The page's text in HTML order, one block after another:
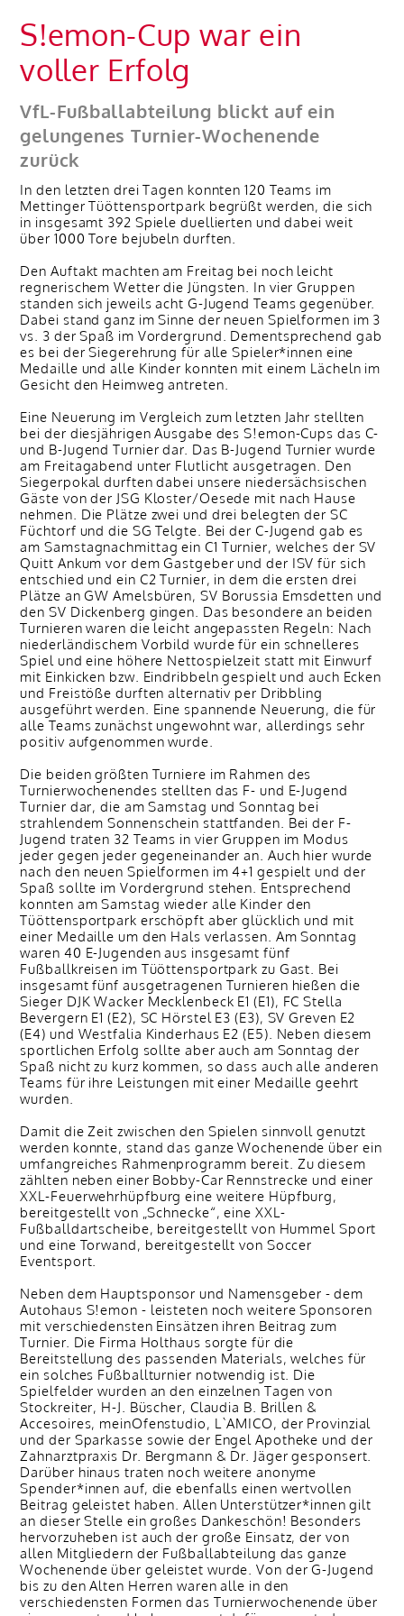
S!emon-Cup war ein
voller Erfolg
VfL-Fußballabteilung blickt auf ein
gelungenes Turnier-Wochenende
zurück
In den letzten drei Tagen konnten 120 Teams im
Mettinger Tüöttensportpark begrüßt werden, die sich
in insgesamt 392 Spiele duellierten und dabei weit
über 1000 Tore bejubeln durften.
Den Auftakt machten am Freitag bei noch leicht
regnerischem Wetter die Jüngsten. In vier Gruppen
standen sich jeweils acht G-Jugend Teams gegenüber.
Dabei stand ganz im Sinne der neuen Spielformen im 3
vs. 3 der Spaß im Vordergrund. Dementsprechend gab
es bei der Siegerehrung für alle Spieler*innen eine
Medaille und alle Kinder konnten mit einem Lächeln im
Gesicht den Heimweg antreten.
Eine Neuerung im Vergleich zum letzten Jahr stellten
bei der diesjährigen Ausgabe des S!emon-Cups das C-
und B-Jugend Turnier dar. Das B-Jugend Turnier wurde
am Freitagabend unter Flutlicht ausgetragen. Den
Siegerpokal durften dabei unsere niedersächsischen
Gäste von der JSG Kloster/Oesede mit nach Hause
nehmen. Die Plätze zwei und drei belegten der SC
Füchtorf und die SG Telgte. Bei der C-Jugend gab es
am Samstagnachmittag ein C1 Turnier, welches der SV
Quitt Ankum vor dem Gastgeber und der ISV für sich
entschied und ein C2 Turnier, in dem die ersten drei
Plätze an GW Amelsbüren, SV Borussia Emsdetten und
den SV Dickenberg gingen. Das besondere an beiden
Turnieren waren die leicht angepassten Regeln: Nach
niederländischem Vorbild wurde für ein schnelleres
Spiel und eine höhere Nettospielzeit statt mit Einwurf
mit Einkicken bzw. Eindribbeln gespielt und auch Ecken
und Freistöße durften alternativ per Dribbling
ausgeführt werden. Eine spannende Neuerung, die für
alle Teams zunächst ungewohnt war, allerdings sehr
positiv aufgenommen wurde.
Die beiden größten Turniere im Rahmen des
Turnierwochenendes stellten das F- und E-Jugend
Turnier dar, die am Samstag und Sonntag bei
strahlendem Sonnenschein stattfanden. Bei der F-
Jugend traten 32 Teams in vier Gruppen im Modus
jeder gegen jeder gegeneinander an. Auch hier wurde
nach den neuen Spielformen im 4+1 gespielt und der
Spaß sollte im Vordergrund stehen. Entsprechend
konnten am Samstag wieder alle Kinder den
Tüöttensportpark erschöpft aber glücklich und mit
einer Medaille um den Hals verlassen. Am Sonntag
waren 40 E-Jugenden aus insgesamt fünf
Fußballkreisen im Tüöttensportpark zu Gast. Bei
insgesamt fünf ausgetragenen Turnieren hießen die
Sieger DJK Wacker Mecklenbeck E1 (E1), FC Stella
Bevergern E1 (E2), SC Hörstel E3 (E3), SV Greven E2
(E4) und Westfalia Kinderhaus E2 (E5). Neben diesem
sportlichen Erfolg sollte aber auch am Sonntag der
Spaß nicht zu kurz kommen, so dass auch alle anderen
Teams für ihre Leistungen mit einer Medaille geehrt
wurden.
Damit die Zeit zwischen den Spielen sinnvoll genutzt
werden konnte, stand das ganze Wochenende über ein
umfangreiches Rahmenprogramm bereit. Zu diesem
zählten neben einer Bobby-Car Rennstrecke und einer
XXL-Feuerwehrhüpfburg eine weitere Hüpfburg,
bereitgestellt von „Schnecke“, eine XXL-
Fußballdartscheibe, bereitgestellt von Hummel Sport
und eine Torwand, bereitgestellt von Soccer
Eventsport.
Neben dem Hauptsponsor und Namensgeber - dem
Autohaus S!emon - leisteten noch weitere Sponsoren
mit verschiedensten Einsätzen ihren Beitrag zum
Turnier. Die Firma Holthaus sorgte für die
Bereitstellung des passenden Materials, welches für
ein solches Fußballturnier notwendig ist. Die
Spielfelder wurden an den einzelnen Tagen von
Stockreiter, H-J. Büscher, Claudia B. Brillen &
Accesoires, meinOfenstudio, L`AMICO, der Provinzial
und der Sparkasse sowie der Engel Apotheke und der
Zahnarztpraxis Dr. Bergmann & Dr. Jäger gesponsert.
Darüber hinaus traten noch weitere anonyme
Spender*innen auf, die ebenfalls einen wertvollen
Beitrag geleistet haben. Allen Unterstützer*innen gilt
an dieser Stelle ein großes Dankeschön! Besonders
hervorzuheben ist auch der große Einsatz, der von
allen Mitgliedern der Fußballabteilung das ganze
Wochenende über geleistet wurde. Von der G-Jugend
bis zu den Alten Herren waren alle in den
verschiedensten Formen das Turnierwochenende über